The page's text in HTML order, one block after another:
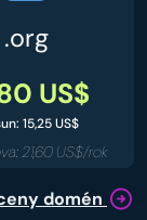
.org
US$
15,25 US$
21,60 US$/rok
domén